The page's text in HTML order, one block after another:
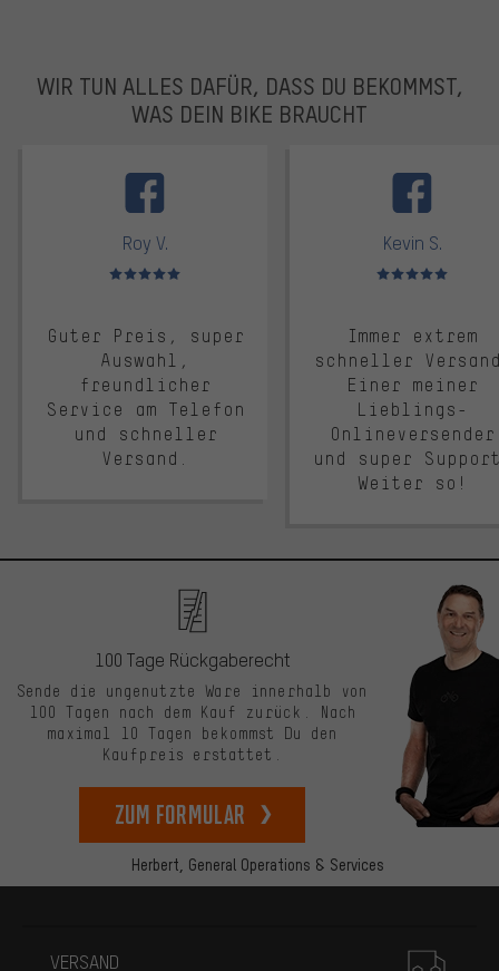
WIR TUN ALLES DAFÜR, DASS DU BEKOMMST,
WAS DEIN BIKE BRAUCHT
Roy V.
Bewertungen: 5 von 5
Guter Preis, super
Auswahl,
freundlicher
Service am Telefon
und schneller
Versand.
Kevin S.
Bewertungen: 5 von 5
Immer extrem
schneller
Einer meiner
Lieblings-
Onlineversender
und super
Weiter so!
Herbert, General Operations & Services
100 Tage Rückgaberecht
Sende die ungenutzte Ware innerhalb von
100 Tagen nach dem Kauf zurück. Nach
maximal 10 Tagen bekommst Du den
Kaufpreis erstattet.
zum Formular
VERSAND